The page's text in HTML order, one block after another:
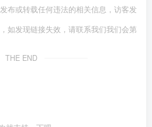
布或转载任何违法的相关信息，访客发
如发现链接失效，请联系我们我们会第
THE END